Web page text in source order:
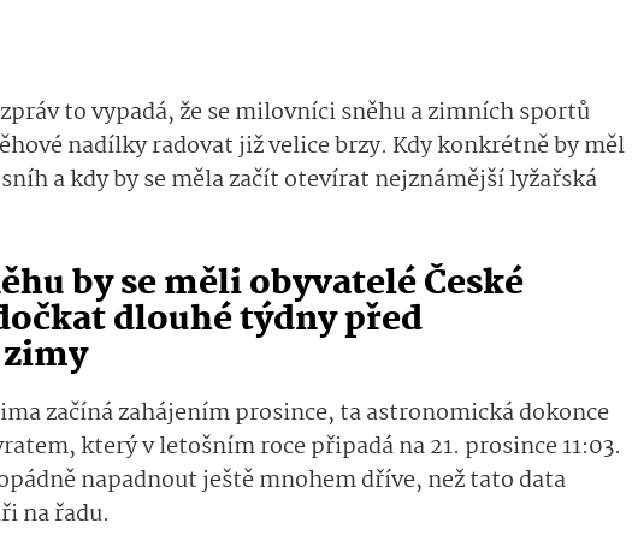
to vypadá, že se milovníci sněhu a zimních sportů
nadílky radovat již velice brzy. Kdy konkrétně by měl
a kdy by se měla začít otevírat nejznámější lyžařská
by se měli obyvatelé České
dlouhé týdny před
začíná zahájením prosince, ta astronomická dokonce
který v letošním roce připadá na 21. prosince 11:03.
napadnout ještě mnohem dříve, než tato data
na řadu.